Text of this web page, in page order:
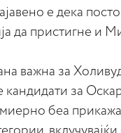
е дека
да пристигне и
важна за
кандидати за
беа